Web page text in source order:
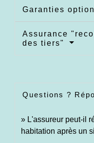
Garanties
Assurance
des tiers"
Questions ?
L'assureur peut-il
habitation après un